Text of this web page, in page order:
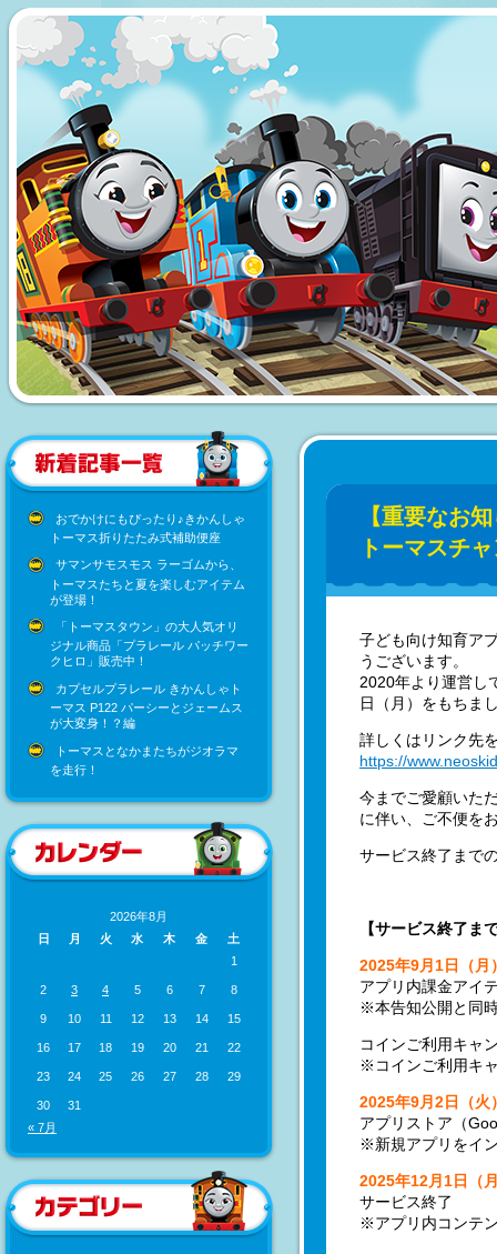
おでかけにもぴったり♪きかんしゃ
トーマス折りたたみ式補助便座
サマンサモスモス ラーゴムから、
トーマスたちと夏を楽しむアイテム
が登場！
「トーマスタウン」の大人気オリ
ジナル商品「プラレール パッチワー
クヒロ」販売中！
カプセルプラレール きかんしゃト
ーマス P122 パーシーとジェームス
が大変身！？編
トーマスとなかまたちがジオラマ
を走行！
2026年8月
日
月 火 水 木 金
土
1
2 3 4 5 6 7 8
9 10 11 12 13 14 15
16 17 18 19 20 21 22
23 24 25 26 27 28 29
30
31
« 7月
【重要なお
トーマスチ
子ども向け知育ア
うございます。
2020年より運営し
日（月）をもちま
詳しくはリンク先
https://
今までご愛顧いた
に伴い、ご不便を
サービス終了まで
【サービス終了ま
2025年9月1日（月
アプリ内課金アイ
※本告知公開と同
コインご利用キャ
※コインご利用キ
2025年9月2日（
アプリストア（
※新規アプリをイ
2025年12月1日（
サービス終了
※アプリ内コンテ